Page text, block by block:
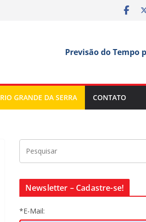
Previsão do Tempo
RIO GRANDE DA SERRA CONTATO
Newsletter – Cadastre-se!
*E-Mail: